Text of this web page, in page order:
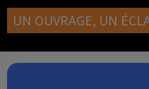
UN OUVRAGE, UN